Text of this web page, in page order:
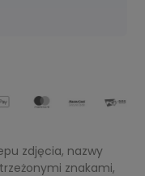
zdjęcia, nazwy
znakami,